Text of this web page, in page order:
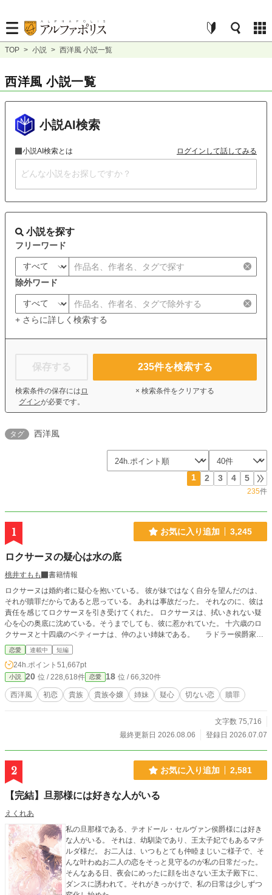
TOP > 小説 > 西洋風 小説一覧
西洋風 小説一覧
小説AI検索
小説AI検索とは ログインして話してみる
小説を探す
フリーワード
除外ワード
+ さらに詳しく検索する
保存する
検索条件の保存には ロ
グインが必要です。
235件を検索する
× 検索条件をクリアする
タグ 西洋風
1 2 3 4 5
235件
1 お気に入り追加 3,245
ロクサーヌの疑心は水の底
桃井すもも
書籍情報
ロクサーヌは婚約者に疑心を抱いている。 彼が妹ではなく自分を望んだのは、
それが贖罪だからであると思っている。 あれは事故だった。 それなのに、彼は
責任を感じてロクサーヌを引き受けてくれた。 ロクサーヌは、拭いきれない疑
心を心の奥底に沈めている。そうまでしても、彼に惹かれていた。 十六歳のロ
クサーヌと十四歳のベティーナは、仲のよい姉妹である。 ラドラー侯爵家の
パトリックと、バーランド伯爵家のルーファスとは、互いに婚約者を選ぶために
交流していた。 初夏のある日、四人で湖水を遊覧していた時に事故が起こっ
た。 それをきっかけに、ロクサーヌは婚約することとなる。 同時にベティーナ
も婚約するのだが、どうやら妹は、ロクサーヌの婚約者への憧れを捨てきれずに
いるようだった。 ❇こちらの作品は、カクヨム様でも公開致しております。 ❇
誤字脱字によるお目汚しがございましたら申し訳ございません。公開後に度々修
恋愛 連載中 短編
24h.ポイント 51,667pt
小説 20 位 / 228,618件 恋愛 18 位 / 66,320件
西洋風 初恋 貴族 貴族令嬢 姉妹 疑心 切ない恋 贖罪
文字数 75,716
最終更新日 2026.08.06
登録日 2026.07.07
2 お気に入り追加 2,581
【完結】旦那様には好きな人がいる
えくれあ
私の旦那様である、テオドール・セルヴァン侯爵様には好き
な人がいる。 それは、幼馴染であり、王太子妃でもあるマチ
ルダ様だ。 お二人は、いつもとても仲睦まじいご様子で、そ
んな叶わぬお二人の恋をそっと見守るのが私の日常だった。
そんなある日、夜会にめったに顔を出さない王太子殿下に、
ダンスに誘われて。それがきっかけで、私の日常は少しずつ